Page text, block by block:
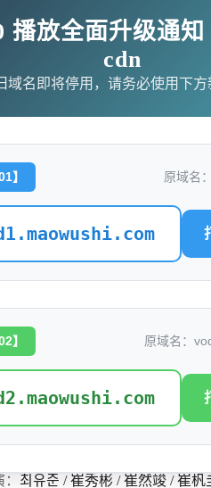
必应 🎉福利赞助
的育儿日记
完结：0
：
：韩语
：오미경 / 강리화
최유준 / 崔秀彬 / 崔然竣 / 崔杋
播放全面升级通
cdn
旧域名即将停用，请务必使用下
】 原域名
】 原域名：